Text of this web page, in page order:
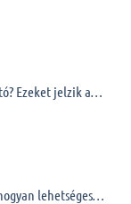
Ezeket jelzik a…
lehetséges…